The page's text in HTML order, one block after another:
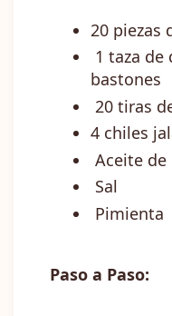
20 piezas
1 taza de
bastones
20 tiras
4 chiles
Aceite de
Sal
Pimienta
Paso a Paso: